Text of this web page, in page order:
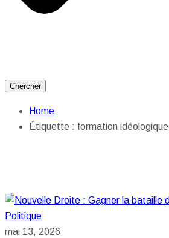
Chercher
Home
Étiquette : formation idéologique
Politique
mai 13, 2026